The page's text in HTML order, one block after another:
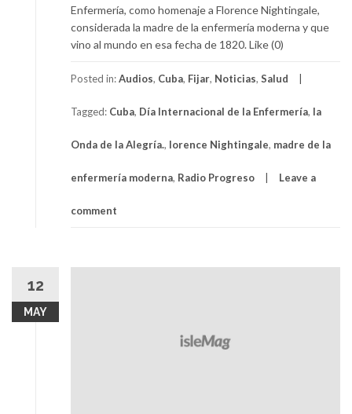
Enfermería, como homenaje a Florence Nightingale,
considerada la madre de la enfermería moderna y que
vino al mundo en esa fecha de 1820. Like (0)
Posted in:Audios, Cuba, Fijar, Noticias, Salud
Tagged: Cuba, Día Internacional de la Enfermería, la
Onda de la Alegría., lorence Nightingale, madre de la
enfermería moderna, Radio Progreso Leave a
comment
12
MAY